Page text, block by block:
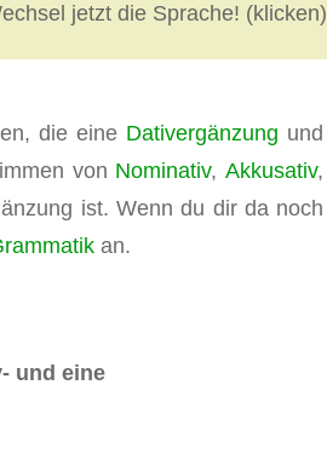
jetzt die Sprache! (klicken)
die eine Dativergänzung und
von Nominativ,Akkusativ,
ist. Wenn du dir da noch
an.
und eine